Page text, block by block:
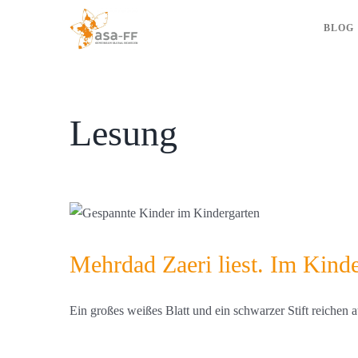
BLOG
Lesung
Mehrdad Zaeri liest. Im
Ein großes weißes Blatt und ein schwarzer Stift reichen